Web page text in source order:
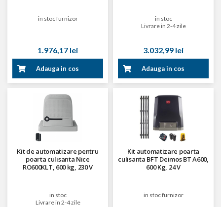
in stoc furnizor
1.976,17 lei
Adauga in cos
in stoc
Livrare in 2-4 zile
3.032,99 lei
Adauga in cos
Kit de automatizare pentru
poarta culisanta Nice
RO600KLT, 600 kg, 230 V
in stoc
Livrare in 2-4 zile
Kit automatizare poarta
culisanta BFT Deimos BT A600,
600 Kg, 24 V
in stoc furnizor